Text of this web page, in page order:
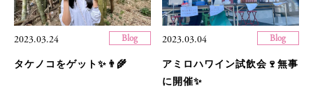
2023.03.24 Blog
タケノコをゲット✨👨‍🌾
2023.03.04 Blog
アミロハワイン試飲会🍷無事
に開催✨